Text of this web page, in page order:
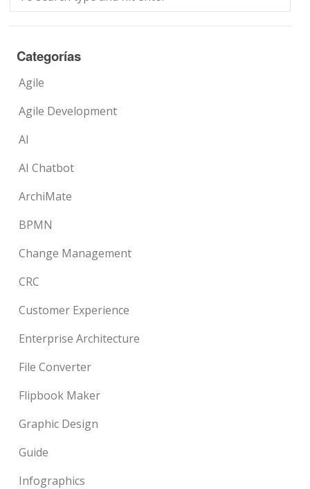
Categorías
Agile
Agile Development
AI
AI Chatbot
ArchiMate
BPMN
Change Management
CRC
Customer Experience
Enterprise Architecture
File Converter
Flipbook Maker
Graphic Design
Guide
Infographics